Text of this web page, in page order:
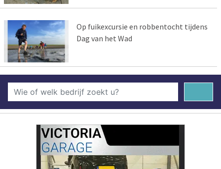
Op fuikexcursie en robbentocht tijdens
Dag van het Wad